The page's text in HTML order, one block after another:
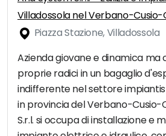
Villadossola nel Verbano-Cusio-
Piazza Stazione, Villadossola
Azienda giovane e dinamica ma
proprie radici in un bagaglio
indifferente nel settore
in provincia del Verbano-Cusio-
S.r.l. si occupa di installazione e